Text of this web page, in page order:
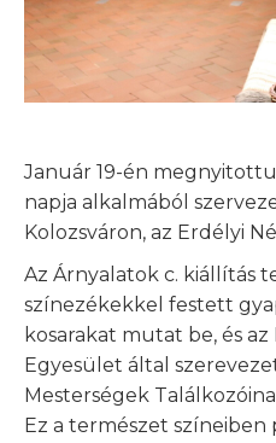
Január 19-én
napja alkalmából
Kolozsváron, az Erdélyi
Az Árnyalatok c. kiállítás
színezékekkel festett
kosarakat mutat be, és
Egyesület által
Mesterségek
Ez a természet színeiben